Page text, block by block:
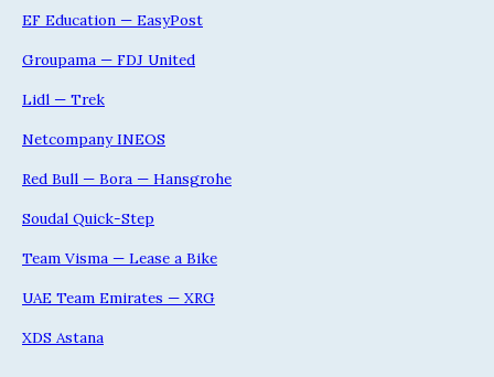
EF Education — EasyPost
Groupama — FDJ United
Lidl — Trek
Netcompany INEOS
Red Bull — Bora — Hansgrohe
Soudal Quick-Step
Team Visma — Lease a Bike
UAE Team Emirates — XRG
XDS Astana